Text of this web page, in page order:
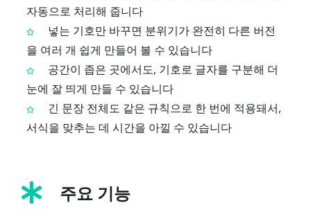
자동으로 처리해 줍니다
넣는 기호만 바꾸면 분위기가 완전히 다른 버전
을 여러 개 쉽게 만들어 볼 수 있습니다
공간이 좁은 곳에서도, 기호로 글자를 구분해 더
눈에 잘 띄게 만들 수 있습니다
긴 문장 전체도 같은 규칙으로 한 번에 적용돼서,
서식을 맞추는 데 시간을 아낄 수 있습니다
주요 기능